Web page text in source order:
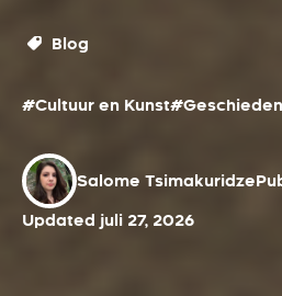
Blog
#Cultuur en Kunst
Salome Tsimakuridze
Updated juli 27, 2026